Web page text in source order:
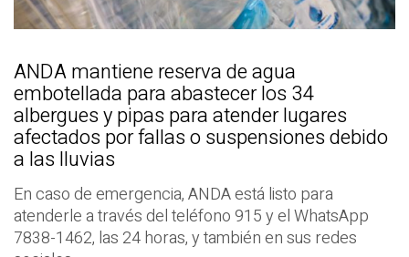
ANDA mantiene reserva de agua
embotellada para abastecer los 34
albergues y pipas para atender lugares
afectados por fallas o suspensiones debido
a las lluvias
En caso de emergencia, ANDA está listo para
atenderle a través del teléfono 915 y el WhatsApp
7838-1462, las 24 horas, y también en sus redes